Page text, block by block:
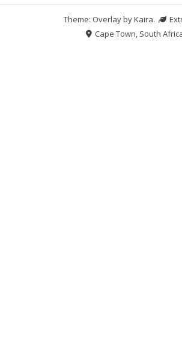
Theme: Overlay byKaira.
Cape Town, South